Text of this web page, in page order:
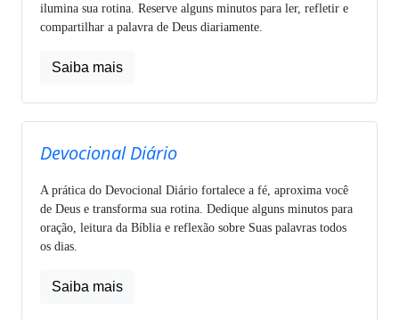
ilumina sua rotina. Reserve alguns minutos para ler, refletir e
compartilhar a palavra de Deus diariamente.
Saiba mais
Devocional Diário
A prática do Devocional Diário fortalece a fé, aproxima você
de Deus e transforma sua rotina. Dedique alguns minutos para
oração, leitura da Bíblia e reflexão sobre Suas palavras todos
os dias.
Saiba mais